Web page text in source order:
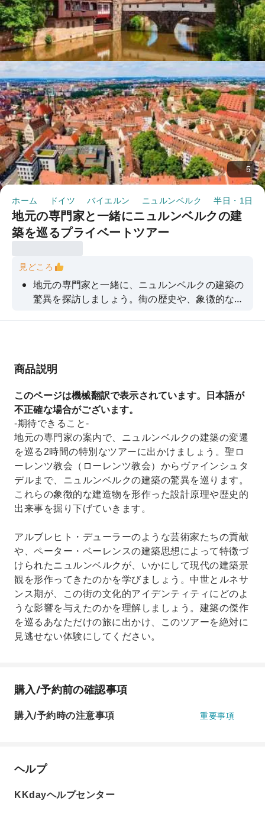
5
ホーム ドイツ バイエルン ニュルンベルク 半日・1日ツ
地元の専門家と一緒にニュルンベルクの建
築を巡るプライベートツアー
見どころ
地元の専門家と一緒に、ニュルンベルクの建築の
驚異を探訪しましょう。街の歴史や、象徴的な建
商品説明
このページは機械翻訳で表示されています。日本語が
不正確な場合がございます。
-期待できること-
地元の専門家の案内で、ニュルンベルクの建築の変遷
を巡る2時間の特別なツアーに出かけましょう。聖ロ
ーレンツ教会（ローレンツ教会）からヴァインシュタ
デルまで、ニュルンベルクの建築の驚異を巡ります。
これらの象徴的な建造物を形作った設計原理や歴史的
出来事を掘り下げていきます。
アルブレヒト・デューラーのような芸術家たちの貢献
や、ペーター・ベーレンスの建築思想によって特徴づ
けられたニュルンベルクが、いかにして現代の建築景
観を形作ってきたのかを学びましょう。中世とルネサ
ンス期が、この街の文化的アイデンティティにどのよ
うな影響を与えたのかを理解しましょう。建築の傑作
を巡るあなただけの旅に出かけ、このツアーを絶対に
見逃せない体験にしてください。
購入/予約前の確認事項
購入/予約時の注意事項 重要事項
ヘルプ
KKdayヘルプセンター